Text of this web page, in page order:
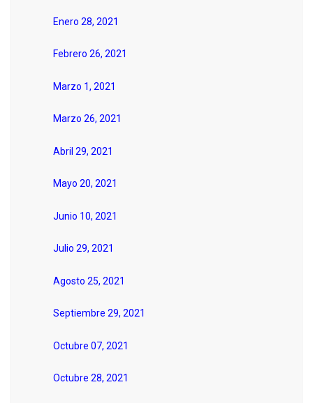
Enero 28, 2021
Febrero 26, 2021
Marzo 1, 2021
Marzo 26, 2021
Abril 29, 2021
Mayo 20, 2021
Junio 10, 2021
Julio 29, 2021
Agosto 25, 2021
Septiembre 29, 2021
Octubre 07, 2021
Octubre 28, 2021